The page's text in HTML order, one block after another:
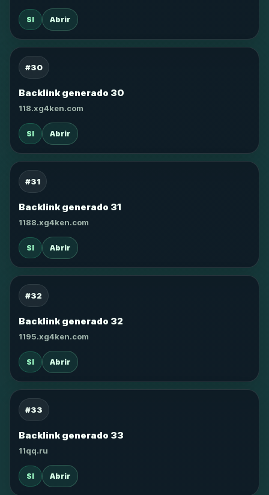
SI Abrir
#30
Backlink generado 30
118.xg4ken.com
SI Abrir
#31
Backlink generado 31
1188.xg4ken.com
SI Abrir
#32
Backlink generado 32
1195.xg4ken.com
SI Abrir
#33
Backlink generado 33
11qq.ru
SI Abrir